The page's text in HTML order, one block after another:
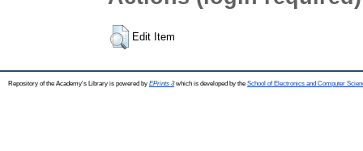
Edit Item
Repository of the Academy's Library is powered by EPrints 3which is developed by the School of Electronics and Computer